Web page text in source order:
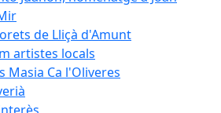
de Lliçà d'Amunt
artistes locals
Masia Ca l'Oliveres